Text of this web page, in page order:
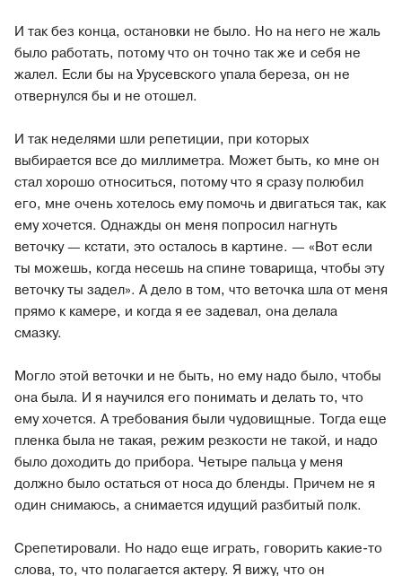
И так без конца, остановки не было. Но на него не жаль
было работать, потому что он точно так же и себя не
жалел. Если бы на Урусевского упала береза, он не
отвернулся бы и не отошел.
И так неделями шли репетиции, при которых
выбирается все до миллиметра. Может быть, ко мне он
стал хорошо относиться, потому что я сразу полюбил
его, мне очень хотелось ему помочь и двигаться так, как
ему хочется. Однажды он меня попросил нагнуть
веточку — кстати, это осталось в картине. — «Вот если
ты можешь, когда несешь на спине товарища, чтобы эту
веточку ты задел». А дело в том, что веточка шла от меня
прямо к камере, и когда я ее задевал, она делала
смазку.
Могло этой веточки и не быть, но ему надо было, чтобы
она была. И я научился его понимать и делать то, что
ему хочется. А требования были чудовищные. Тогда еще
пленка была не такая, режим резкости не такой, и надо
было доходить до прибора. Четыре пальца у меня
должно было остаться от носа до бленды. Причем не я
один снимаюсь, а снимается идущий разбитый полк.
Срепетировали. Но надо еще играть, говорить какие-то
слова, то, что полагается актеру. Я вижу, что он